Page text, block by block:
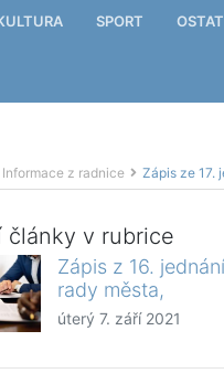
SPORT
Informace z radnice Zápis ze 17.
články v rubrice
Zápis z 16. jednání
rady města,
úterý 7. září 2021